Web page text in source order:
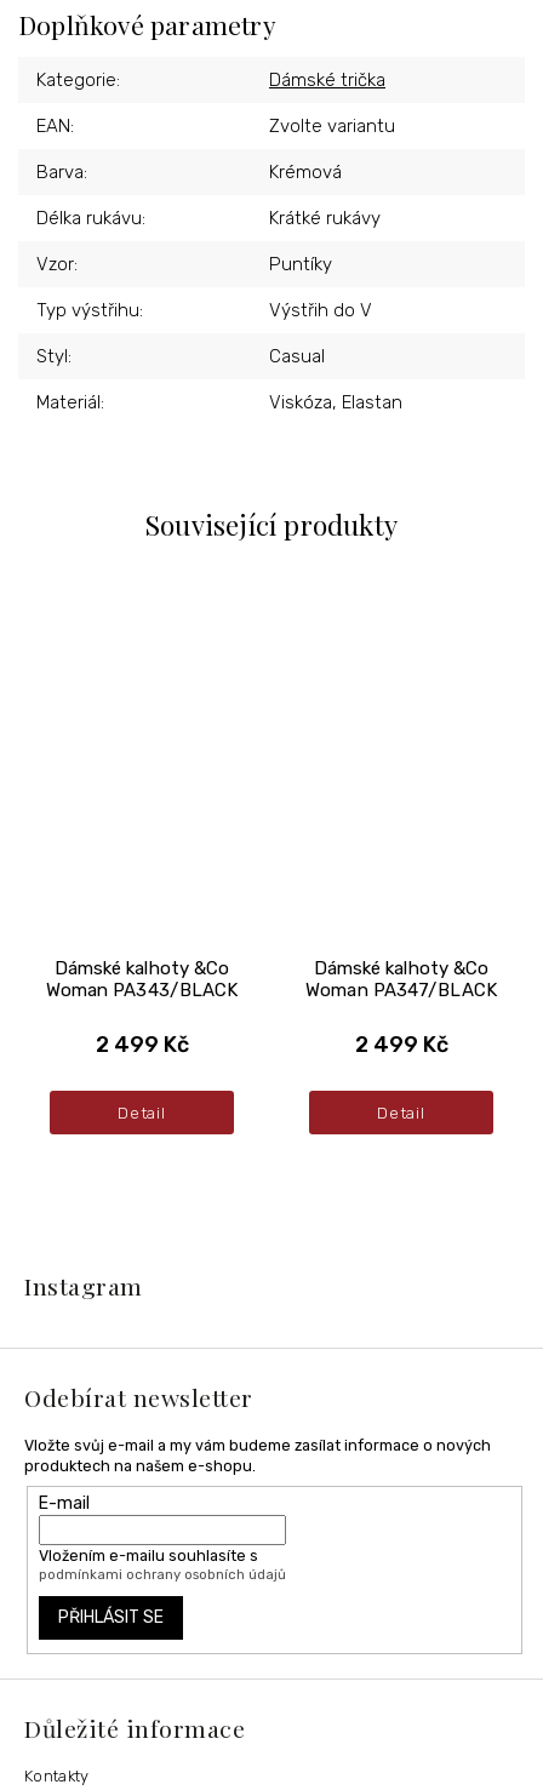
Související produkty
Dámské kalhoty &Co
Woman PA343/BLACK
2 499 Kč
Detail
Dámské kalhoty &Co
Woman PA347/BLACK
2 499 Kč
Detail
Doplňkové parametry
Kategorie: Dámské trička
EAN: Zvolte variantu
Barva: Krémová
Délka rukávu: Krátké rukávy
Vzor: Puntíky
Typ výstřihu: Výstřih do V
Styl: Casual
Materiál: Viskóza, Elastan
t
Instagram
Odebírat newsletter
Vložte svůj e-mail a my vám budeme zasílat informace o nových
produktech na našem e-shopu.
E-mail
Vložením e-mailu souhlasíte s
podmínkami ochrany osobních údajů
PŘIHLÁSIT SE
Důležité informace
Kontakty